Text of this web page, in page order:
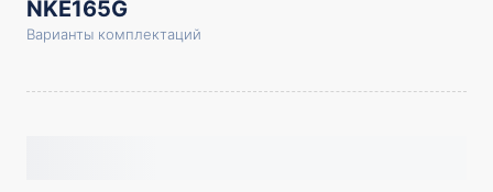
NKE165G
Варианты комплектаций